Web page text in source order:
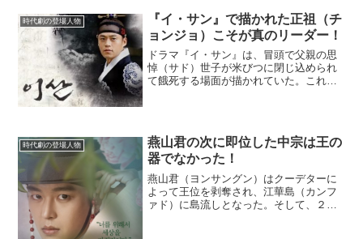
時代劇の登場人物
『イ・サン』で描かれた正祖（チ
ョンジョ）こそが真のリーダー！
ドラマ『イ・サン』は、冒頭で父親の思
悼（サド）世子が米びつに閉じ込められ
て餓死する場面が描かれていた。これ
が大いに左右されるという導...
時代劇の登場人物
燕山君の次に即位した中宗は王の
器でなかった！
燕山君（ヨンサングン）はクーデターに
よって王位を剥奪され、江華島（カンフ
ァド）に島流しとなった。そして、２カ